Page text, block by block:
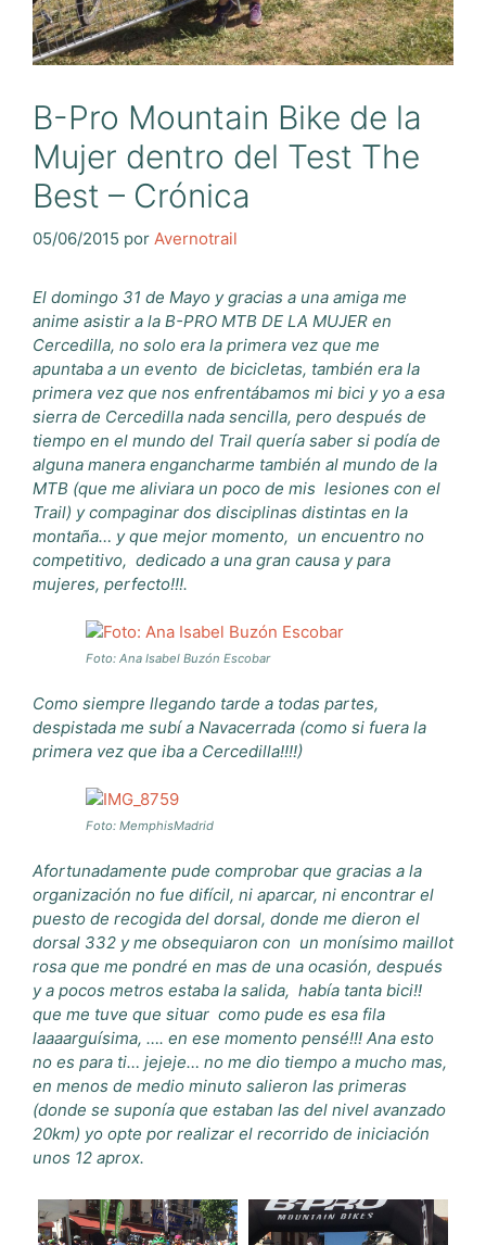
B-Pro Mountain Bike de la
Mujer dentro del Test The
Best – Crónica
05/06/2015 por Avernotrail
El domingo 31 de Mayo y gracias a una amiga me
anime asistir a la B-PRO MTB DE LA MUJER en
Cercedilla, no solo era la primera vez que me
apuntaba a un evento de bicicletas, también era la
primera vez que nos enfrentábamos mi bici y yo a esa
sierra de Cercedilla nada sencilla, pero después de
tiempo en el mundo del Trail quería saber si podía de
alguna manera engancharme también al mundo de la
MTB (que me aliviara un poco de mis lesiones con el
Trail) y compaginar dos disciplinas distintas en la
montaña… y que mejor momento, un encuentro no
competitivo, dedicado a una gran causa y para
mujeres, perfecto!!!.
Foto: Ana Isabel Buzón Escobar
Como siempre llegando tarde a todas partes,
despistada me subí a Navacerrada (como si fuera la
primera vez que iba a Cercedilla!!!!)
Foto: MemphisMadrid
Afortunadamente pude comprobar que gracias a la
organización no fue difícil, ni aparcar, ni encontrar el
puesto de recogida del dorsal, donde me dieron el
dorsal 332 y me obsequiaron con un monísimo maillot
rosa que me pondré en mas de una ocasión, después
y a pocos metros estaba la salida, había tanta bici!!
que me tuve que situar como pude es esa fila
laaaarguísima, …. en ese momento pensé!!! Ana esto
no es para ti… jejeje… no me dio tiempo a mucho mas,
en menos de medio minuto salieron las primeras
(donde se suponía que estaban las del nivel avanzado
20km) yo opte por realizar el recorrido de iniciación
unos 12 aprox.